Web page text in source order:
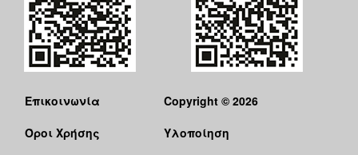
Επικοινωνία
Όροι Χρήσης
Copyright © 2026
Υλοποίηση